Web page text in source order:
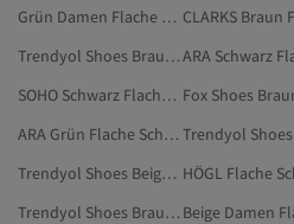
Grün Damen Flache Schuhe
Trendyol Shoes Braun High Heels
SOHO Schwarz Flache Schuhe
ARA Grün Flache Schuhe
Trendyol Shoes Beige Flache Schuhe HÖGL Flache
Trendyol Shoes Braun Accessoires